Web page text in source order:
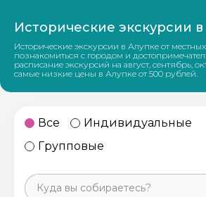
Исторические экскурсии
Исторические экскурсии в Алупке от
познакомиться с городом и
расписание экскурсий на август, сентябрь,
самые низкие цены в Алупке от 500 рублей.
Все
Индивидуальные
Групповые